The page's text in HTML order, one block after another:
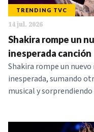
TRENDING TVC
14 jul. 2026
Shakira rompe un
inesperada canción
Shakira rompe un
inesperada, sumando
musical y sorprendiendo